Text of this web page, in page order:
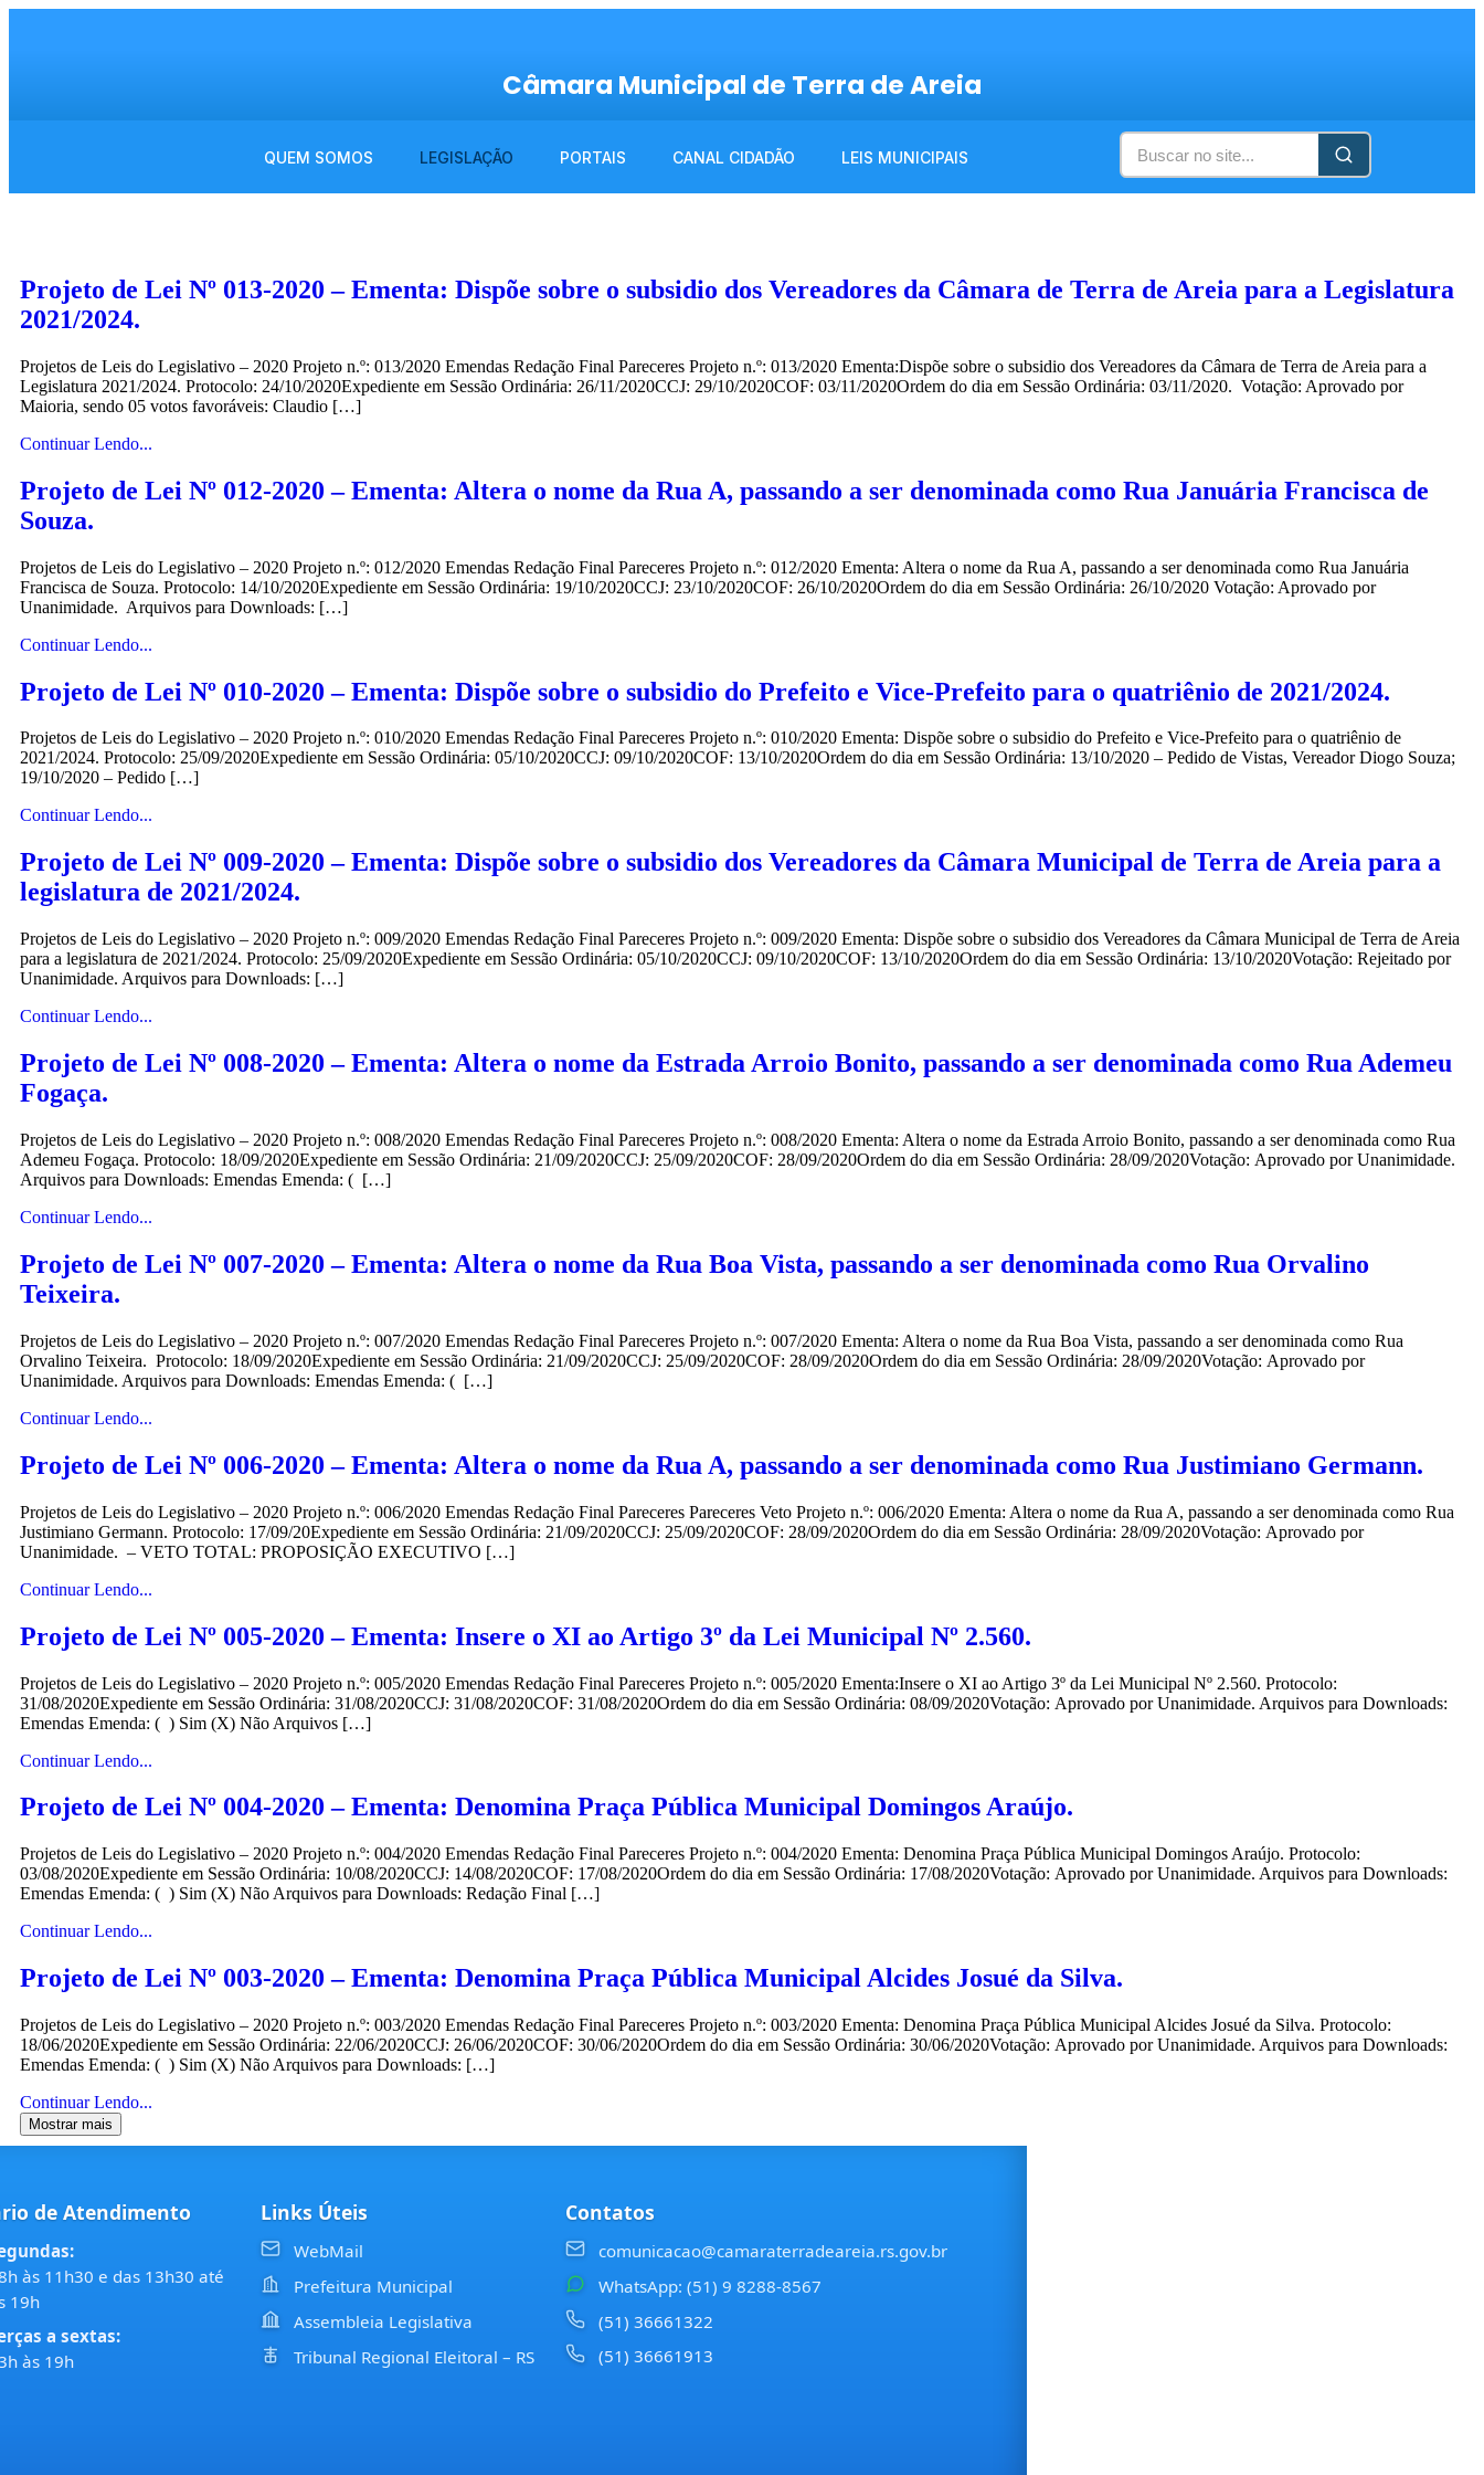
Câmara Municipal de Terra de Areia
QUEM SOMOS LEGISLAÇÃO PORTAIS CANAL CIDADÃO LEIS MUNICIPAIS
Projeto de Lei Nº 013-2020 – Ementa: Dispõe sobre o subsidio dos Vereadores da Câmara de Terra de Areia para a Legislatura
2021/2024.
Projetos de Leis do Legislativo – 2020 Projeto n.º: 013/2020 Emendas Redação Final Pareceres Projeto n.º: 013/2020 Ementa:Dispõe sobre o subsidio dos Vereadores da Câmara de Terra de Areia para a
Legislatura 2021/2024. Protocolo: 24/10/2020Expediente em Sessão Ordinária: 26/11/2020CCJ: 29/10/2020COF: 03/11/2020Ordem do dia em Sessão Ordinária: 03/11/2020. Votação: Aprovado por
Maioria, sendo 05 votos favoráveis: Claudio […]
Continuar Lendo...
Projeto de Lei Nº 012-2020 – Ementa: Altera o nome da Rua A, passando a ser denominada como Rua Januária Francisca de
Souza.
Projetos de Leis do Legislativo – 2020 Projeto n.º: 012/2020 Emendas Redação Final Pareceres Projeto n.º: 012/2020 Ementa: Altera o nome da Rua A, passando a ser denominada como Rua Januária
Francisca de Souza. Protocolo: 14/10/2020Expediente em Sessão Ordinária: 19/10/2020CCJ: 23/10/2020COF: 26/10/2020Ordem do dia em Sessão Ordinária: 26/10/2020 Votação: Aprovado por
Unanimidade. Arquivos para Downloads: […]
Continuar Lendo...
Projeto de Lei Nº 010-2020 – Ementa: Dispõe sobre o subsidio do Prefeito e Vice-Prefeito para o quatriênio de 2021/2024.
Projetos de Leis do Legislativo – 2020 Projeto n.º: 010/2020 Emendas Redação Final Pareceres Projeto n.º: 010/2020 Ementa: Dispõe sobre o subsidio do Prefeito e Vice-Prefeito para o quatriênio de
2021/2024. Protocolo: 25/09/2020Expediente em Sessão Ordinária: 05/10/2020CCJ: 09/10/2020COF: 13/10/2020Ordem do dia em Sessão Ordinária: 13/10/2020 – Pedido de Vistas, Vereador Diogo Souza;
19/10/2020 – Pedido […]
Continuar Lendo...
Projeto de Lei Nº 009-2020 – Ementa: Dispõe sobre o subsidio dos Vereadores da Câmara Municipal de Terra de Areia para a
legislatura de 2021/2024.
Projetos de Leis do Legislativo – 2020 Projeto n.º: 009/2020 Emendas Redação Final Pareceres Projeto n.º: 009/2020 Ementa: Dispõe sobre o subsidio dos Vereadores da Câmara Municipal de Terra de Areia
para a legislatura de 2021/2024. Protocolo: 25/09/2020Expediente em Sessão Ordinária: 05/10/2020CCJ: 09/10/2020COF: 13/10/2020Ordem do dia em Sessão Ordinária: 13/10/2020Votação: Rejeitado por
Unanimidade. Arquivos para Downloads: […]
Continuar Lendo...
Projeto de Lei Nº 008-2020 – Ementa: Altera o nome da Estrada Arroio Bonito, passando a ser denominada como Rua Ademeu
Fogaça.
Projetos de Leis do Legislativo – 2020 Projeto n.º: 008/2020 Emendas Redação Final Pareceres Projeto n.º: 008/2020 Ementa: Altera o nome da Estrada Arroio Bonito, passando a ser denominada como Rua
Ademeu Fogaça. Protocolo: 18/09/2020Expediente em Sessão Ordinária: 21/09/2020CCJ: 25/09/2020COF: 28/09/2020Ordem do dia em Sessão Ordinária: 28/09/2020Votação: Aprovado por Unanimidade.
Arquivos para Downloads: Emendas Emenda: ( […]
Continuar Lendo...
Projeto de Lei Nº 007-2020 – Ementa: Altera o nome da Rua Boa Vista, passando a ser denominada como Rua Orvalino
Teixeira.
Projetos de Leis do Legislativo – 2020 Projeto n.º: 007/2020 Emendas Redação Final Pareceres Projeto n.º: 007/2020 Ementa: Altera o nome da Rua Boa Vista, passando a ser denominada como Rua
Orvalino Teixeira. Protocolo: 18/09/2020Expediente em Sessão Ordinária: 21/09/2020CCJ: 25/09/2020COF: 28/09/2020Ordem do dia em Sessão Ordinária: 28/09/2020Votação: Aprovado por
Unanimidade. Arquivos para Downloads: Emendas Emenda: ( […]
Continuar Lendo...
Projeto de Lei Nº 006-2020 – Ementa: Altera o nome da Rua A, passando a ser denominada como Rua Justimiano Germann.
Projetos de Leis do Legislativo – 2020 Projeto n.º: 006/2020 Emendas Redação Final Pareceres Pareceres Veto Projeto n.º: 006/2020 Ementa: Altera o nome da Rua A, passando a ser denominada como Rua
Justimiano Germann. Protocolo: 17/09/20Expediente em Sessão Ordinária: 21/09/2020CCJ: 25/09/2020COF: 28/09/2020Ordem do dia em Sessão Ordinária: 28/09/2020Votação: Aprovado por
Unanimidade. – VETO TOTAL: PROPOSIÇÃO EXECUTIVO […]
Continuar Lendo...
Projeto de Lei Nº 005-2020 – Ementa: Insere o XI ao Artigo 3º da Lei Municipal Nº 2.560.
Projetos de Leis do Legislativo – 2020 Projeto n.º: 005/2020 Emendas Redação Final Pareceres Projeto n.º: 005/2020 Ementa:Insere o XI ao Artigo 3º da Lei Municipal Nº 2.560. Protocolo:
31/08/2020Expediente em Sessão Ordinária: 31/08/2020CCJ: 31/08/2020COF: 31/08/2020Ordem do dia em Sessão Ordinária: 08/09/2020Votação: Aprovado por Unanimidade. Arquivos para Downloads:
Emendas Emenda: ( ) Sim (X) Não Arquivos […]
Continuar Lendo...
Projeto de Lei Nº 004-2020 – Ementa: Denomina Praça Pública Municipal Domingos Araújo.
Projetos de Leis do Legislativo – 2020 Projeto n.º: 004/2020 Emendas Redação Final Pareceres Projeto n.º: 004/2020 Ementa: Denomina Praça Pública Municipal Domingos Araújo. Protocolo:
03/08/2020Expediente em Sessão Ordinária: 10/08/2020CCJ: 14/08/2020COF: 17/08/2020Ordem do dia em Sessão Ordinária: 17/08/2020Votação: Aprovado por Unanimidade. Arquivos para Downloads:
Emendas Emenda: ( ) Sim (X) Não Arquivos para Downloads: Redação Final […]
Continuar Lendo...
Projeto de Lei Nº 003-2020 – Ementa: Denomina Praça Pública Municipal Alcides Josué da Silva.
Projetos de Leis do Legislativo – 2020 Projeto n.º: 003/2020 Emendas Redação Final Pareceres Projeto n.º: 003/2020 Ementa: Denomina Praça Pública Municipal Alcides Josué da Silva. Protocolo:
18/06/2020Expediente em Sessão Ordinária: 22/06/2020CCJ: 26/06/2020COF: 30/06/2020Ordem do dia em Sessão Ordinária: 30/06/2020Votação: Aprovado por Unanimidade. Arquivos para Downloads:
Emendas Emenda: ( ) Sim (X) Não Arquivos para Downloads: […]
Continuar Lendo...
Mostrar mais
de Atendimento
às 11h30 e das 13h30 até
19h
a sextas:
às 19h
Links Úteis
WebMail
Prefeitura Municipal
Assembleia Legislativa
Tribunal Regional Eleitoral – RS
Contatos
comunicacao@camaraterradeareia.rs.gov.br
WhatsApp: (51) 9 8288-8567
(51) 36661322
(51) 36661913